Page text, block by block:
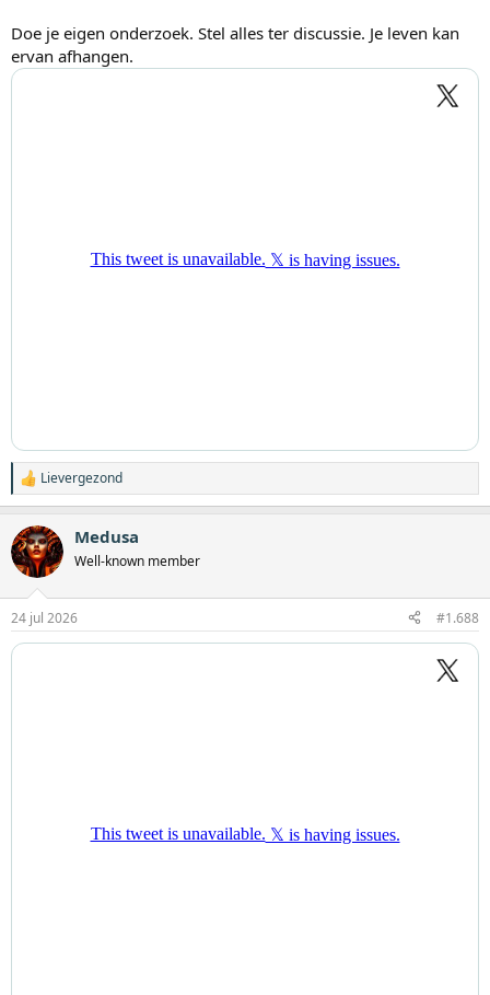
Doe je eigen onderzoek. Stel alles ter discussie. Je leven kan
ervan afhangen.
W
a
r
d
e
n
g
Lievergezond
Medusa
Well-known member
24 jul 2026 #1.688